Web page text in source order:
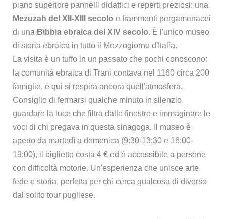
piano superiore pannelli didattici e reperti preziosi: una
Mezuzah del XII-XIII secolo e frammenti pergamenacei
di una Bibbia ebraica del XIV secolo. È l'unico museo
di storia ebraica in tutto il Mezzogiorno d'Italia.
La visita è un tuffo in un passato che pochi conoscono:
la comunità ebraica di Trani contava nel 1160 circa 200
famiglie, e qui si respira ancora quell'atmosfera.
Consiglio di fermarsi qualche minuto in silenzio,
guardare la luce che filtra dalle finestre e immaginare le
voci di chi pregava in questa sinagoga. Il museo è
aperto da martedì a domenica (9:30-13:30 e 16:00-
19:00), il biglietto costa 4 € ed è accessibile a persone
con difficoltà motorie. Un'esperienza che unisce arte,
fede e storia, perfetta per chi cerca qualcosa di diverso
dal solito tour pugliese.